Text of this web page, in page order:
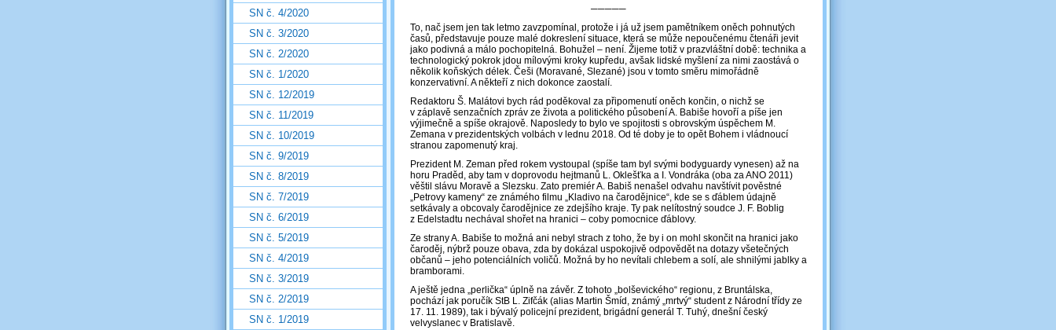
─────
To, nač jsem jen tak letmo zavzpomínal, protože i já už jsem pamětníkem oněch pohnutých
časů, představuje pouze malé dokreslení situace, která se může nepoučenému čtenáři jevit
jako podivná a málo pochopitelná. Bohužel – není. Žijeme totiž v prazvláštní době: technika a
technologický pokrok jdou mílovými kroky kupředu, avšak lidské myšlení za nimi zaostává o
několik koňských délek. Češi (Moravané, Slezané) jsou v tomto směru mimořádně
konzervativní. A někteří z nich dokonce zaostalí.
Redaktoru Š. Malátovi bych rád poděkoval za připomenutí oněch končin, o nichž se
v záplavě senzačních zpráv ze života a politického působení A. Babiše hovoří a píše jen
výjimečně a spíše okrajově. Naposledy to bylo ve spojitosti s obrovským úspěchem M.
Zemana v prezidentských volbách v lednu 2018. Od té doby je to opět Bohem i vládnoucí
stranou zapomenutý kraj.
Prezident M. Zeman před rokem vystoupal (spíše tam byl svými bodyguardy vynesen) až na
horu Praděd, aby tam v doprovodu hejtmanů L. Oklešťka a I. Vondráka (oba za ANO 2011)
věštil slávu Moravě a Slezsku. Zato premiér A. Babiš nenašel odvahu navštívit pověstné
„Petrovy kameny“ ze známého filmu „Kladivo na čarodějnice“, kde se s ďáblem údajně
setkávaly a obcovaly čarodějnice ze zdejšího kraje. Ty pak nelítostný soudce J. F. Boblig
z Edelstadtu nechával shořet na hranici – coby pomocnice ďáblovy.
Ze strany A. Babiše to možná ani nebyl strach z toho, že by i on mohl skončit na hranici jako
čaroděj, nýbrž pouze obava, zda by dokázal uspokojivě odpovědět na dotazy všetečných
občanů – jeho potenciálních voličů. Možná by ho nevítali chlebem a solí, ale shnilými jablky a
bramborami.
A ještě jedna „perlička“ úplně na závěr. Z tohoto „bolševického“ regionu, z Bruntálska,
pochází jak poručík StB L. Zifčák (alias Martin Šmíd, známý „mrtvý“ student z Národní třídy ze
17. 11. 1989), tak i bývalý policejní prezident, brigádní generál T. Tuhý, dnešní český
velvyslanec v Bratislavě.
SN č. 4/2020
SN č. 3/2020
SN č. 2/2020
SN č. 1/2020
SN č. 12/2019
SN č. 11/2019
SN č. 10/2019
SN č. 9/2019
SN č. 8/2019
SN č. 7/2019
SN č. 6/2019
SN č. 5/2019
SN č. 4/2019
SN č. 3/2019
SN č. 2/2019
SN č. 1/2019